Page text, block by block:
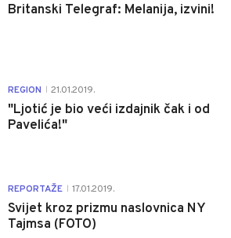
Britanski Telegraf: Melanija, izvini!
REGION 21.01.2019.
"Ljotić je bio veći izdajnik čak i od
Pavelića!"
REPORTAŽE 17.01.2019.
Svijet kroz prizmu naslovnica NY
Tajmsa (FOTO)